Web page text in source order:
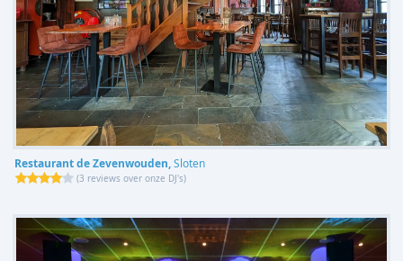
Restaurant de Zevenwouden,Sloten
(3 reviews over onze DJ's)